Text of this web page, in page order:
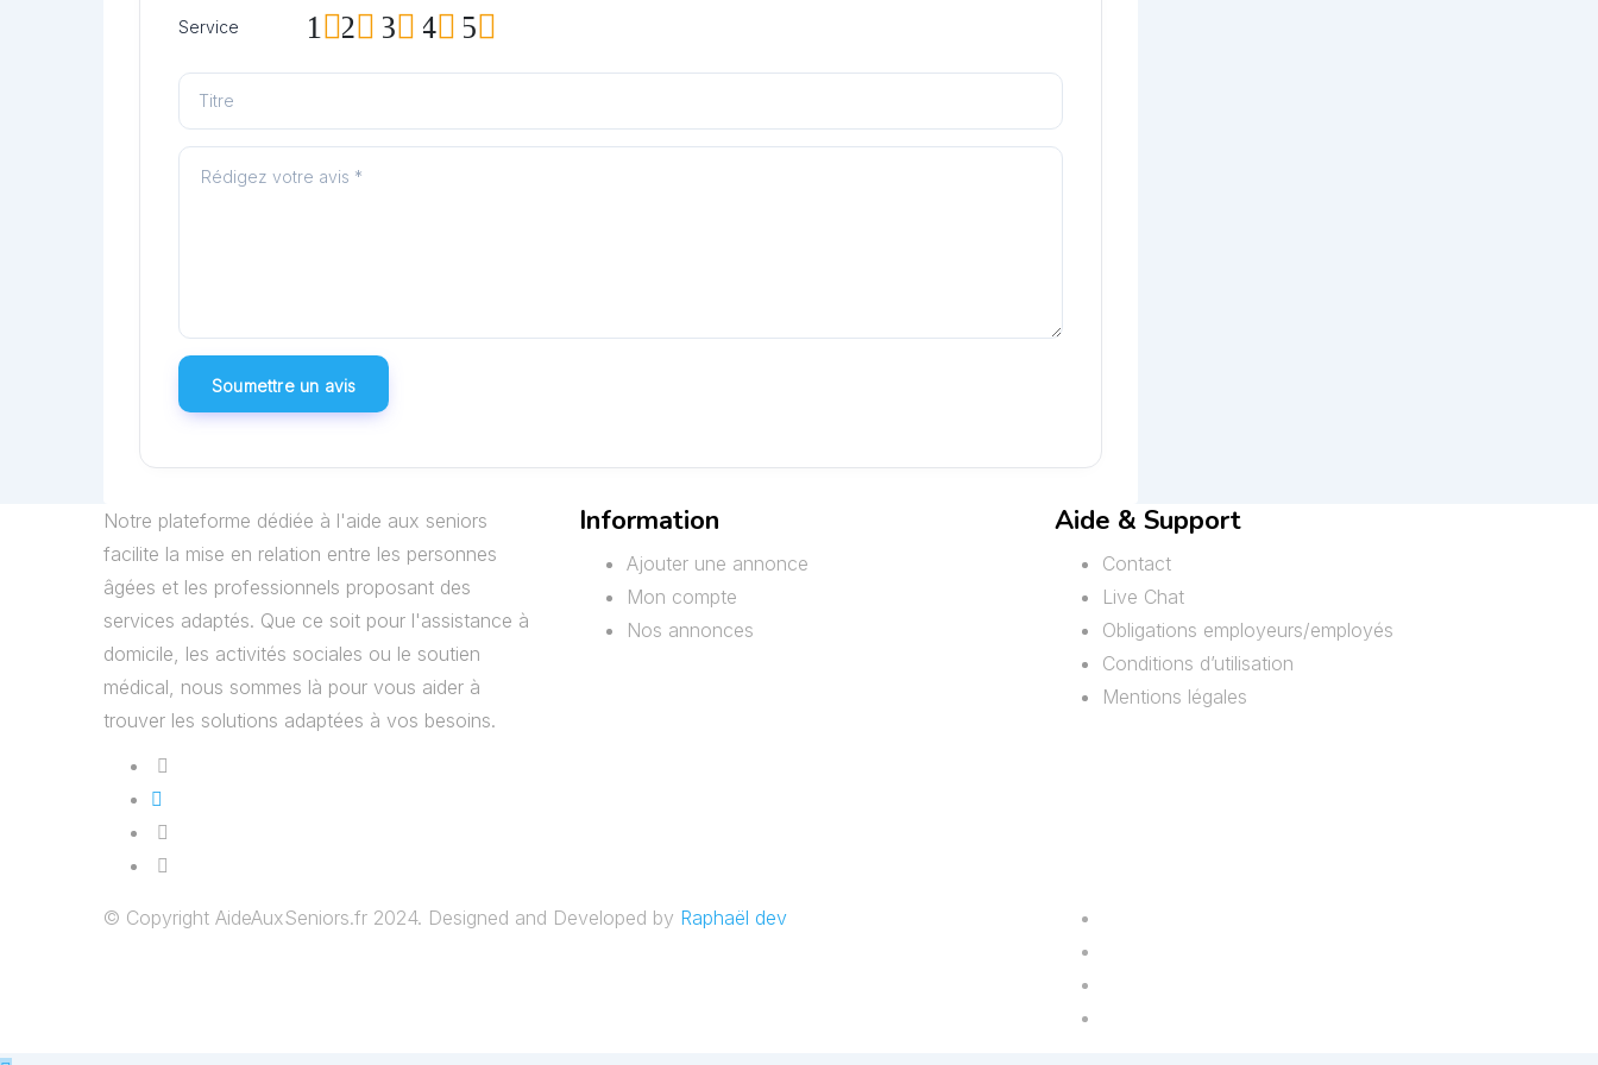
Service 5
4
3
2
1
Notre plateforme dédiée à l'aide aux seniors
facilite la mise en relation entre les personnes
âgées et les professionnels proposant des
services adaptés. Que ce soit pour l'assistance à
domicile, les activités sociales ou le soutien
médical, nous sommes là pour vous aider à
trouver les solutions adaptées à vos besoins.
Information
Ajouter une annonce
Mon compte
Nos annonces
Aide & Support
Contact
Live Chat
Obligations employeurs/employés
Conditions d’utilisation
Mentions légales
© Copyright AideAuxSeniors.fr 2024. Designed and Developed by Raphaël dev